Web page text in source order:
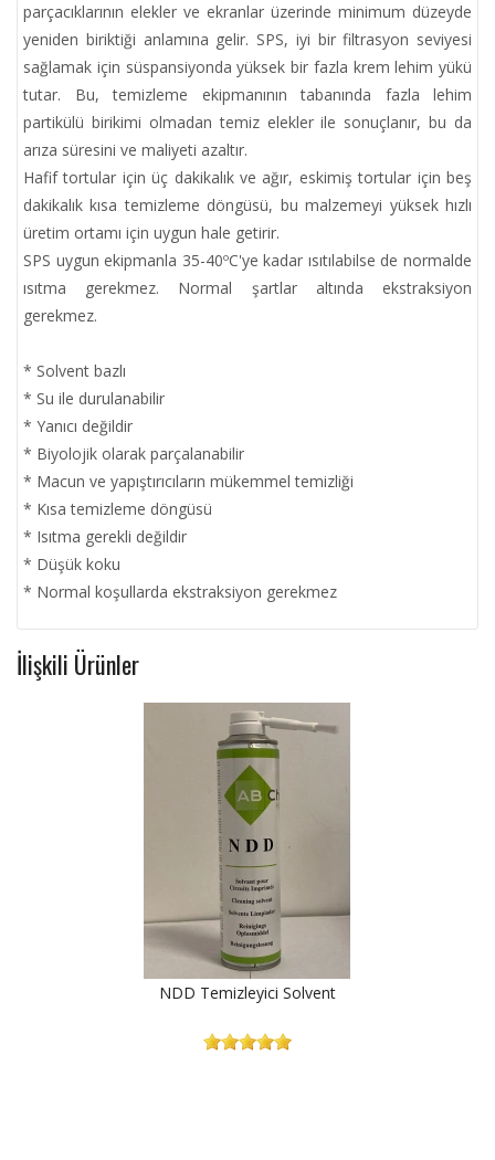
parçacıklarının elekler ve ekranlar üzerinde minimum düzeyde
yeniden biriktiği anlamına gelir. SPS, iyi bir filtrasyon seviyesi
sağlamak için süspansiyonda yüksek bir fazla krem lehim yükü
tutar. Bu, temizleme ekipmanının tabanında fazla lehim
partikülü birikimi olmadan temiz elekler ile sonuçlanır, bu da
arıza süresini ve maliyeti azaltır.
Hafif tortular için üç dakikalık ve ağır, eskimiş tortular için beş
dakikalık kısa temizleme döngüsü, bu malzemeyi yüksek hızlı
üretim ortamı için uygun hale getirir.
SPS uygun ekipmanla 35-40ºC'ye kadar ısıtılabilse de normalde
ısıtma gerekmez. Normal şartlar altında ekstraksiyon
gerekmez.
* Solvent bazlı
* Su ile durulanabilir
* Yanıcı değildir
* Biyolojik olarak parçalanabilir
* Macun ve yapıştırıcıların mükemmel temizliği
* Kısa temizleme döngüsü
* Isıtma gerekli değildir
* Düşük koku
* Normal koşullarda ekstraksiyon gerekmez
İlişkili Ürünler
NDD Temizleyici Solvent